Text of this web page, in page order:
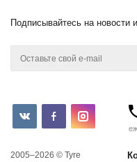
Подписывайтесь на новости
2005–2026 © Tyre